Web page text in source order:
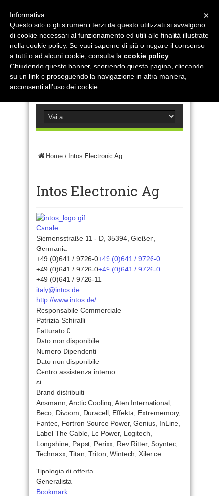
Home / Intos Electronic Ag
Intos Electronic Ag
Canale
Siemensstraße 11 - D, 35394, Gießen,
Germania
+49 (0)641 / 9726-0+49 (0)641 / 9726-0
+49 (0)641 / 9726-0+49 (0)641 / 9726-0
+49 (0)641 / 9726-11
italy@intos.de
http://www.intos.de/
Responsabile Commerciale
Patrizia Schiralli
Fatturato €
Dato non disponibile
Numero Dipendenti
Dato non disponibile
Centro assistenza interno
si
Brand distribuiti
Ansmann, Arctic Cooling, Aten International,
Beco, Divoom, Duracell, Effekta, Extrememory,
Fantec, Fortron Source Power, Genius, InLine,
Label The Cable, Lc Power, Logitech,
Longshine, Papst, Perixx, Rev Ritter, Soyntec,
Technaxx, Titan, Triton, Wintech, Xilence
Tipologia di offerta
Generalista
Bookmark
×
Informativa
Questo sito o gli strumenti terzi da questo utilizzati si avvalgono
di cookie necessari al funzionamento ed utili alle finalità illustrate
nella cookie policy. Se vuoi saperne di più o negare il consenso
a tutti o ad alcuni cookie, consulta la cookie policy
Chiudendo questo banner, scorrendo questa pagina, cliccando
su un link o proseguendo la navigazione in altra maniera,
acconsenti all’uso dei cookie.